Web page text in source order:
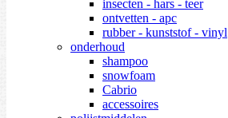
insecten - hars - teer
ontvetten - apc
rubber - kunststof - vinyl
onderhoud
shampoo
snowfoam
Cabrio
accessoires